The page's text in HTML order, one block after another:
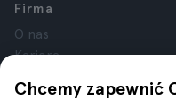
Chcemy zapewnić
Firma
O nas
Kariera
Recenzje